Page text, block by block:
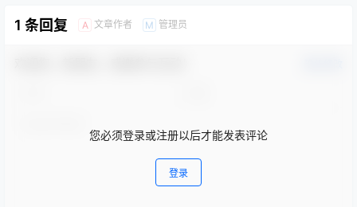
1 条回复 A 文章作者 M 管理员
您必须登录或注册以后才能发表评论
登录